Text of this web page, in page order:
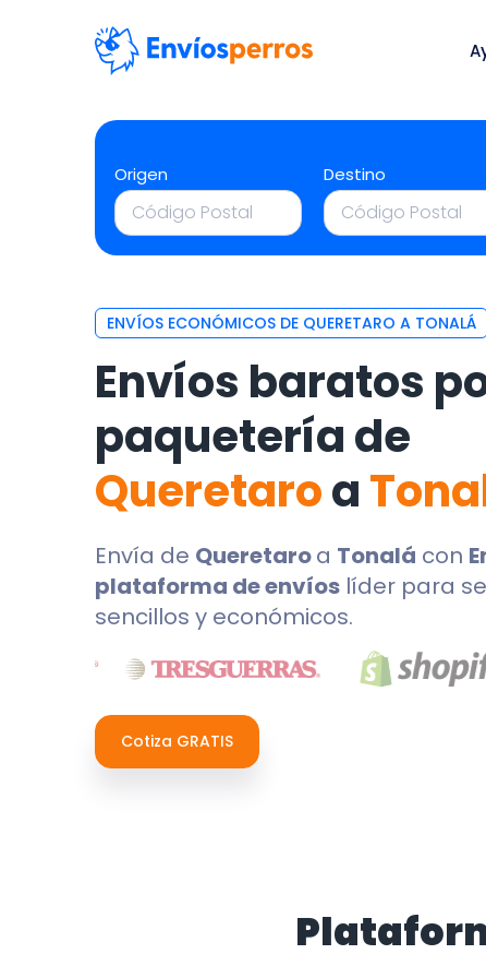
Origen Destino
ENVÍOS ECONÓMICOS DE QUERETARO A TONALÁ
Envíos baratos
paquetería de
Queretaroa
Envía de Queretaroa Tonalá con
plataforma de envíos líder para
sencillos y económicos.
Cotiza GRATIS